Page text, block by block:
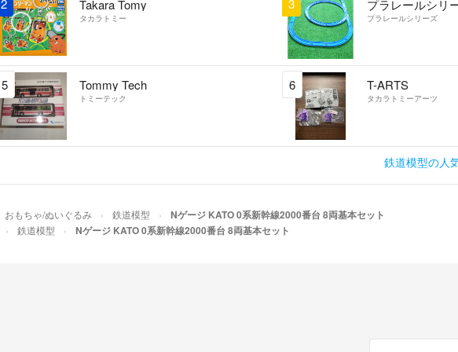
Takara Tomy
タカラトミー
プラレールシリ
プラレールシリーズ
5 Tommy Tech
トミーテック
6 T-ARTS
タカラトミーアーツ
鉄道模型の人
おもちゃ/ぬいぐるみ 鉄道模型 Nゲージ KATO 0系新幹線2000番台 8両基本セット
鉄道模型 Nゲージ KATO 0系新幹線2000番台 8両基本セット